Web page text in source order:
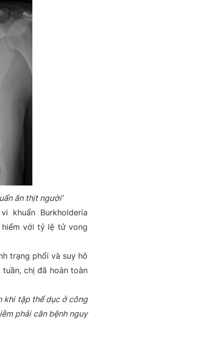
ăn thịt người'
khuẩn Burkholderia
hiểm với tỷ lệ tử vong
trạng phổi và suy hô
chị đã hoàn toàn
khi tập thể dục ở công
phải căn bệnh nguy